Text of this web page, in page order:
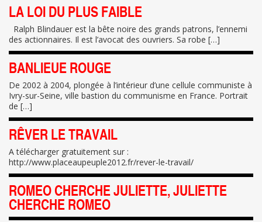
LA LOI DU PLUS FAIBLE
Ralph Blindauer est la bête noire des grands patrons, l’ennemi
des actionnaires. Il est l’avocat des ouvriers. Sa robe […]
BANLIEUE ROUGE
De 2002 à 2004, plongée à l’intérieur d’une cellule communiste à
Ivry-sur-Seine, ville bastion du communisme en France. Portrait
de […]
RÊVER LE TRAVAIL
A télécharger gratuitement sur :
http://www.placeaupeuple2012.fr/rever-le-travail/
ROMEO CHERCHE JULIETTE, JULIETTE
CHERCHE ROMEO